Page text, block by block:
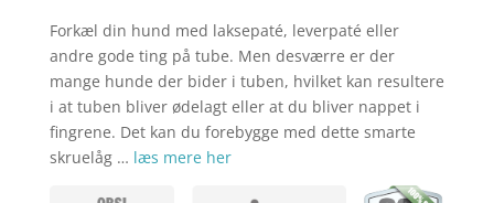
Forkæl din hund med laksepaté, leverpaté eller
andre gode ting på tube. Men desværre er der
mange hunde der bider i tuben, hvilket kan resultere
i at tuben bliver ødelagt eller at du bliver nappet i
fingrene. Det kan du forebygge med dette smarte
skruelåg … læs mere her